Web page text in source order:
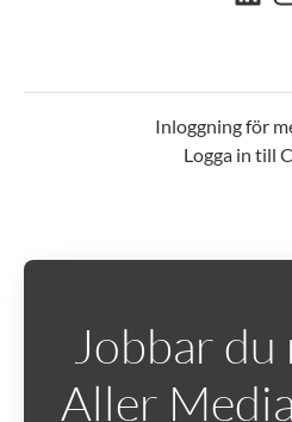
Inloggning för
Logga in till
Jobbar du
Aller